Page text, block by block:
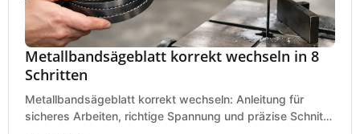
Metallbandsägeblatt korrekt wechseln in 8
Schritten
Metallbandsägeblatt korrekt wechseln: Anleitung für
sicheres Arbeiten, richtige Spannung und präzise Schnitte